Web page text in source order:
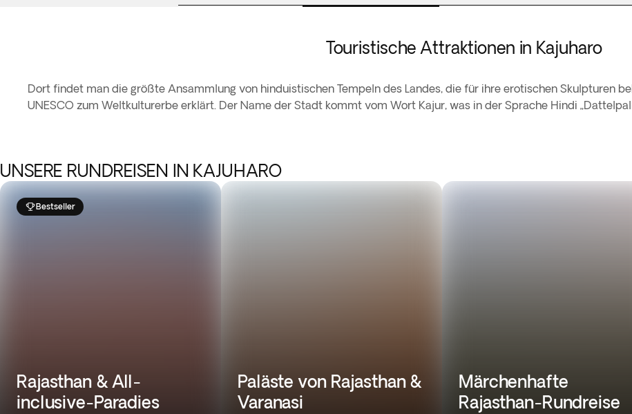
Touristische Attraktionen in Kajuharo
Dort findet man die größte Ansammlung von hinduistischen Tempeln des Landes, die für ihre erotischen Skulpturen
UNESCO zum Weltkulturerbe erklärt. Der Name der Stadt kommt vom Wort Kajur, was in der Sprache Hindi
UNSERE RUNDREISEN IN KAJUHARO
Bestseller
Rajasthan & All-
inclusive-Paradies
Paläste von Rajasthan &
Varanasi
Märchenhafte
Rajasthan-Rundreise